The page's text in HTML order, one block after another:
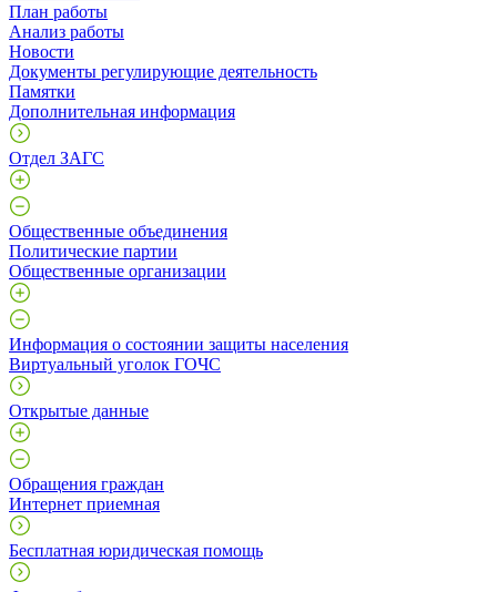
План работы
Анализ работы
Новости
Документы регулирующие деятельность
Памятки
Дополнительная информация
Отдел ЗАГС
Общественные объединения
Политические партии
Общественные организации
Информация о состоянии защиты населения
Виртуальный уголок ГОЧС
Открытые данные
Обращения граждан
Интернет приемная
Бесплатная юридическая помощь